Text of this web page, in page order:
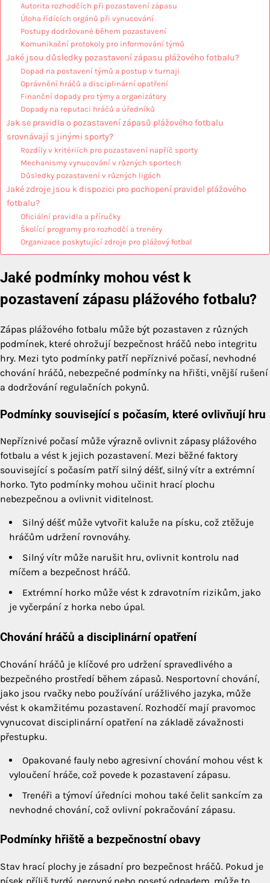
Autorita rozhodčích při pozastavení zápasu
Úloha řídících orgánů při vynucování
Postupy dodržované během pozastavení
Komunikační protokoly pro informování týmů
Jaké jsou důsledky pozastavení zápasu plážového fotbalu?
Dopad na postavení týmů a postup v turnaji
Oprávnění hráčů a disciplinární opatření
Finanční dopady pro týmy a organizátory
Dopady na reputaci hráčů a úředníků
Jak se pravidla o pozastavení zápasů plážového fotbalu
srovnávají s jinými sporty?
Rozdíly v kritériích pro pozastavení napříč sporty
Mechanismy vynucování v různých sportech
Důsledky pozastavení v různých ligách
Jaké zdroje jsou k dispozici pro pochopení pravidel plážového
fotbalu?
Oficiální pravidla a příručky
Školící programy pro rozhodčí a trenéry
Organizace poskytující zdroje pro plážový fotbal
Jaké podmínky mohou vést k
pozastavení zápasu plážového fotbalu?
Zápas plážového fotbalu může být pozastaven z různých
podmínek, které ohrožují bezpečnost hráčů nebo integritu
hry. Mezi tyto podmínky patří nepříznivé počasí, nevhodné
chování hráčů, nebezpečné podmínky na hřišti, vnější rušení
a dodržování regulačních pokynů.
Podmínky související s počasím, které ovlivňují hru
Nepříznivé počasí může výrazně ovlivnit zápasy plážového
fotbalu a vést k jejich pozastavení. Mezi běžné faktory
související s počasím patří silný déšť, silný vítr a extrémní
horko. Tyto podmínky mohou učinit hrací plochu
nebezpečnou a ovlivnit viditelnost.
Silný déšť může vytvořit kaluže na písku, což ztěžuje
hráčům udržení rovnováhy.
Silný vítr může narušit hru, ovlivnit kontrolu nad
míčem a bezpečnost hráčů.
Extrémní horko může vést k zdravotním rizikům, jako
je vyčerpání z horka nebo úpal.
Chování hráčů a disciplinární opatření
Chování hráčů je klíčové pro udržení spravedlivého a
bezpečného prostředí během zápasů. Nesportovní chování,
jako jsou rvačky nebo používání urážlivého jazyka, může
vést k okamžitému pozastavení. Rozhodčí mají pravomoc
vynucovat disciplinární opatření na základě závažnosti
přestupku.
Opakované fauly nebo agresivní chování mohou vést k
vyloučení hráče, což povede k pozastavení zápasu.
Trenéři a týmoví úředníci mohou také čelit sankcím za
nevhodné chování, což ovlivní pokračování zápasu.
Podmínky hřiště a bezpečnostní obavy
Stav hrací plochy je zásadní pro bezpečnost hráčů. Pokud je